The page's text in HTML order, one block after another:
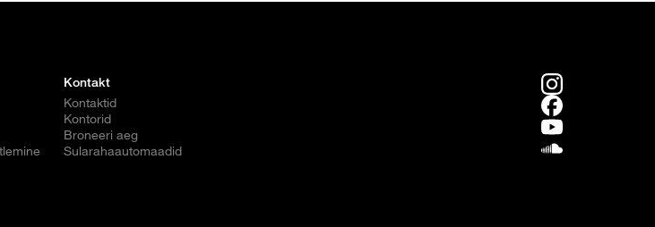
Kontakt
Kontaktid
Kontorid
Broneeri aeg
Sularahaautomaadid